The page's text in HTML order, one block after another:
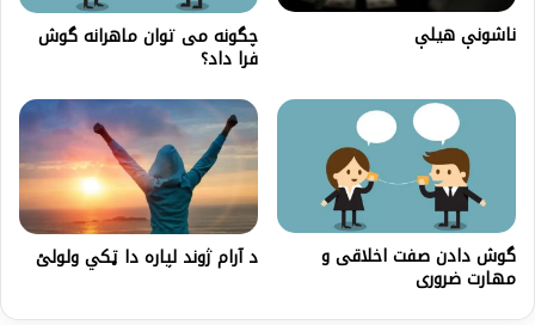
ناشونې هيلې چگونه می توان ماهرانه گوش
فرا داد؟
گوش دادن صفت اخلاقی و
مهارت ضروری
د آرام ژوند لپاره دا ټکي ولولئ